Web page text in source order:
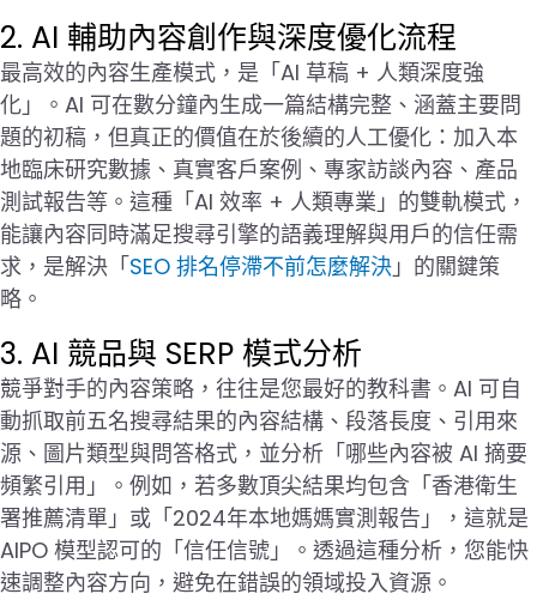
2. AI 輔助內容創作與深度優化流程
最高效的內容生產模式，是「AI 草稿 + 人類深度強
化」。AI 可在數分鐘內生成一篇結構完整、涵蓋主要問
題的初稿，但真正的價值在於後續的人工優化：加入本
地臨床研究數據、真實客戶案例、專家訪談內容、產品
測試報告等。這種「AI 效率 + 人類專業」的雙軌模式，
能讓內容同時滿足搜尋引擎的語義理解與用戶的信任需
求，是解決「SEO 排名停滯不前怎麼解決」的關鍵策
略。
3. AI 競品與 SERP 模式分析
競爭對手的內容策略，往往是您最好的教科書。AI 可自
動抓取前五名搜尋結果的內容結構、段落長度、引用來
源、圖片類型與問答格式，並分析「哪些內容被 AI 摘要
頻繁引用」。例如，若多數頂尖結果均包含「香港衛生
署推薦清單」或「2024年本地媽媽實測報告」，這就是
AIPO 模型認可的「信任信號」。透過這種分析，您能快
速調整內容方向，避免在錯誤的領域投入資源。